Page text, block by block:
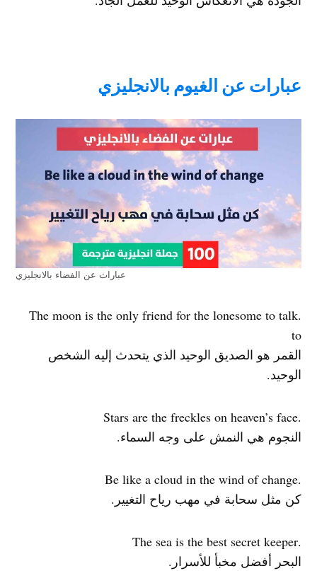
عبارات عن الغيوم بالانجليزي
عبارات عن الفضاء بالانجليزي
.The moon is the only friend for the lonesome to talk
to
القمر هو الصديق الوحيد الذي يتحدث إليه الشخص
الوحيد.
.Stars are the freckles on heaven’s face
النجوم هي النمش على وجه السماء.
.Be like a cloud in the wind of change
كن مثل سحابة في مهب رياح التغيير.
.The sea is the best secret keeper
البحر أفضل مخبأ للأسرار.